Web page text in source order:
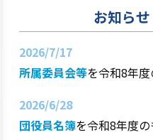
お知らせ
2026/7/17
所属委員会等を令和8年度
2026/6/28
団役員名簿を令和8年度の